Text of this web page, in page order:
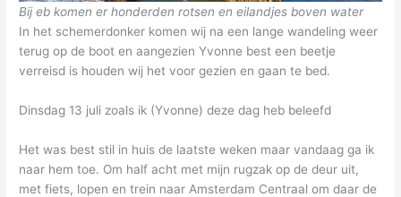
Bij eb komen er honderden rotsen en eilandjes boven water
In het schemerdonker komen wij na een lange wandeling weer
terug op de boot en aangezien Yvonne best een beetje
verreisd is houden wij het voor gezien en gaan te bed.
Dinsdag 13 juli zoals ik (Yvonne) deze dag heb beleefd
Het was best stil in huis de laatste weken maar vandaag ga ik
naar hem toe. Om half acht met mijn rugzak op de deur uit,
met fiets, lopen en trein naar Amsterdam Centraal om daar de